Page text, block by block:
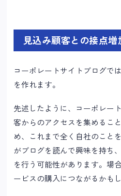
見込み顧客との接点増
コーポレートサイトブログで
を作れます。
先述したように、コーポレー
客からのアクセスを集めるこ
め、これまで全く自社のこと
がブログを読んで興味を持ち
を行う可能性があります。場
ービスの購入につながるかも